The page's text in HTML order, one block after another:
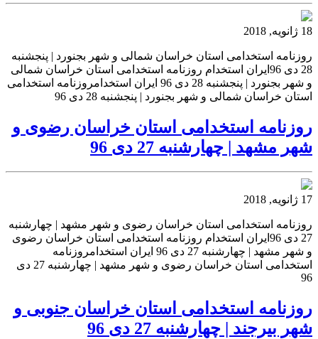
18 ژانویه, 2018
روزنامه استخدامی استان خراسان شمالی و شهر بجنورد | پنجشنبه
28 دی 96ایران استخدام روزنامه استخدامی استان خراسان شمالی
و شهر بجنورد | پنجشنبه 28 دی 96 ایران استخدامروزنامه استخدامی
استان خراسان شمالی و شهر بجنورد | پنجشنبه 28 دی 96
روزنامه استخدامی استان خراسان رضوی و
شهر مشهد | چهارشنبه 27 دی 96
17 ژانویه, 2018
روزنامه استخدامی استان خراسان رضوی و شهر مشهد | چهارشنبه
27 دی 96ایران استخدام روزنامه استخدامی استان خراسان رضوی
و شهر مشهد | چهارشنبه 27 دی 96 ایران استخدامروزنامه
استخدامی استان خراسان رضوی و شهر مشهد | چهارشنبه 27 دی
96
روزنامه استخدامی استان خراسان جنوبی و
شهر بیرجند | چهارشنبه 27 دی 96